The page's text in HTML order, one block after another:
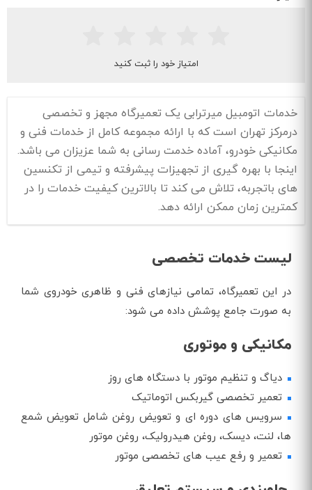
امتیاز خود را ثبت کنید
خدمات اتومبیل میرترابی یک تعمیرگاه مجهز و تخصصی
درمرکز تهران است که با ارائه مجموعه‌ کامل از خدمات فنی و
مکانیکی خودرو، آماده خدمت‌ رسانی به شما عزیزان می‌ باشد.
اینجا با بهره‌ گیری از تجهیزات پیشرفته و تیمی از تکنسین
های باتجربه، تلاش می کند تا بالاترین کیفیت خدمات را در
کمترین زمان ممکن ارائه دهد.
لیست خدمات تخصصی
در این تعمیرگاه، تمامی نیازهای فنی و ظاهری خودروی شما
به صورت جامع پوشش داده می‌ شود:
مکانیکی و موتوری
دیاگ و تنظیم موتور با دستگاه‌ های روز
تعمیر تخصصی گیربکس اتوماتیک
سرویس‌ های دوره‌ ای و تعویض روغن شامل تعویض شمع
ها، لنت، دیسک، روغن هیدرولیک، روغن موتور
تعمیر و رفع عیب‌ های تخصصی موتور